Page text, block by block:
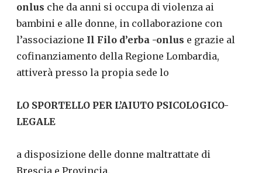
onlus che da anni si occupa di violenza ai
bambini e alle donne, in collaborazione con
l’associazione Il Filo d’erba -onlus e grazie al
cofinanziamento della Regione Lombardia,
attiverà presso la propia sede lo
LO SPORTELLO PER L’AIUTO PSICOLOGICO-
LEGALE
a disposizione delle donne maltrattate di
Brescia e Provincia.